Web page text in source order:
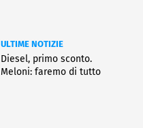
ULTIME NOTIZIE
Diesel, primo sconto.
Meloni: faremo di tutto